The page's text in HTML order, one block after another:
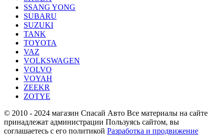
SSANG YONG
SUBARU
SUZUKI
TANK
TOYOTA
VAZ
VOLKSWAGEN
VOLVO
VOYAH
ZEEKR
ZOTYE
© 2010 - 2024 магазин Спасай Авто Все материалы на сайте
принадлежат администрации Пользуясь сайтом, вы
соглашаетесь с его политикой Разработка и продвижение